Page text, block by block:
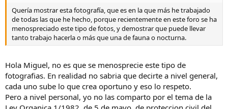
Quería mostrar esta fotografía, que es en la que más he trabajado
de todas las que he hecho, porque recientemente en este foro se ha
menospreciado este tipo de fotos, y demostrar que puede llevar
tanto trabajo hacerla o más que una de fauna o nocturna.
Hola Miguel, no es que se menosprecie este tipo de
fotografias. En realidad no sabria que decirte a nivel general,
cada uno sube lo que crea oportuno y eso lo respeto.
Pero a nivel personal, yo no las comparto por el tema de la